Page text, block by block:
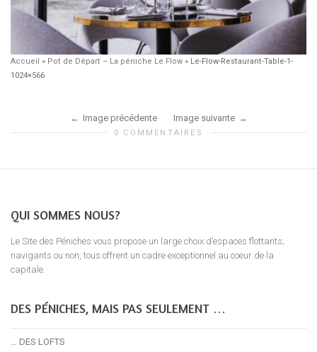
Accueil » Pot de Départ – La péniche Le Flow » Le-Flow-Restaurant-Table-1-
1024×566
Image précédente Image suivante
0 COMMENTAIRES
QUI SOMMES NOUS?
Le Site des Péniches vous propose un large choix d’espaces flottants;
navigants ou non, tous offrent un cadre exceptionnel au coeur de la
capitale.
DES PÉNICHES, MAIS PAS SEULEMENT …
… DES LOFTS